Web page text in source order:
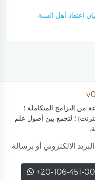
اعتقاد أهل السنة
البرامج المتكاملة ؛
؛ لتجمع بين أصول علم
الالكتروني أو برسالة
+20-106-451-